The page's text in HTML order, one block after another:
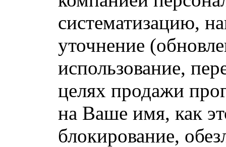
систематизацию,
уточнение
использование,
целях продажи
на Ваше имя, как
блокирование,